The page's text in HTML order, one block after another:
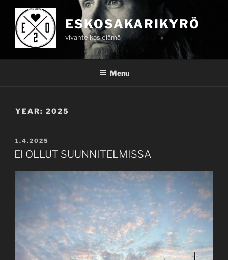
content
ESKOSAKARIKYRÖ
vivahteikas elämä
Menu
YEAR: 2025
POSTED
ON
1.4.2025
EI OLLUT SUUNNITELMISSA